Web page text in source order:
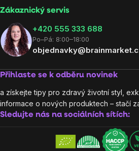
Zákaznický servis
‭+420 555 333 688
Po–Pá: 8:00–18:00
Přihlaste se k odběru novinek
a získejte tipy pro zdravý životní styl,
informace o nových produktech – stačí
Sledujte nás na sociálních sítích: